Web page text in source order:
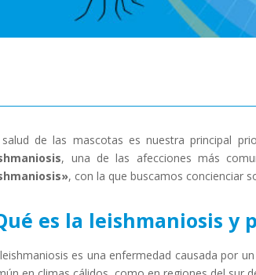
de las mascotas es nuestra principal
, una de las afecciones más
, con la que buscamos concienciar
es la leishmaniosis y
es una enfermedad causada por